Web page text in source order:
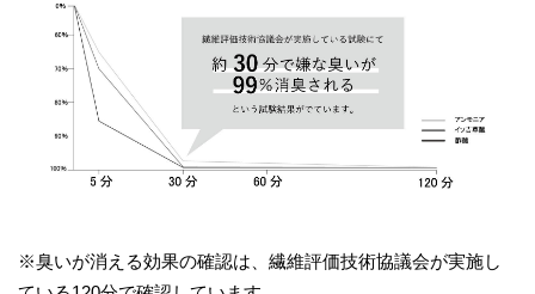
※臭いが消える効果の確認は、繊維評価技術協議会が実施し